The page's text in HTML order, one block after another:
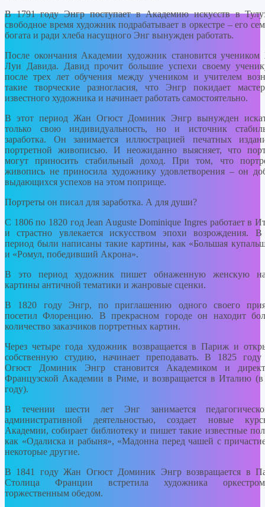
В 1791 году Энгр поступает в Академию искусств в
свободное время художник подрабатывает в оркестре – его
богата и ради хлеба насущного Энг вынужден работать.
После окончания Академии художник становится учеником
Луи Давида. Давид прочит большие успехи своему
после трех лет обучения между учеником и учителем
такие творческие разногласия, что Энгр покидает
известного художника и начинает работать самостоятельно.
В этот период Жан Огюст Доминик Энгр вынужден
только свою индивидуальность, но и источник
заработка. Он занимается иллюстрацией печатных
портретной живописью. И неожиданно выясняет, что
могут приносить стабильный доход. При том, что
живопись не приносила художнику удовлетворения – он
выдающихся успехов на этом поприще.
Портреты он писал для заработка. А для души?
С 1806 по 1820 год Jean Auguste Dominique Ingres работает в
и страстно увлекается искусством эпохи возрождения. В
период были написаны такие картины, как «Большая
и «Ромул, победивший Акрона».
В это период художник пишет обнаженную женскую
картины античной тематики и жанровые сценки.
В 1820 году Энгр, по приглашению одного своего
посетил Флоренцию. В прекрасном городе он находит
количество заказчиков портретных картин.
Через четыре года художник возвращается в Париж и
собственную студию, начинает преподавать. В 1825
Огюст Доминик Энгр становится Академиком и
Французской Академии в Риме, и возвращается в Италию (в
году).
В течении шести лет Энг занимается
административной деятельностью, создает новые
Академии, собирает библиотеку и пишет такие известные
как «Одалиска и рабыня», «Мадонна перед чашей с
некоторые другие.
В 1841 году Жан Огюст Доминик Энгр возвращается в
Столица Франции встретила художника
торжественным обедом.